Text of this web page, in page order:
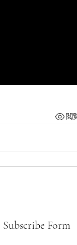
閲
Subscribe Form